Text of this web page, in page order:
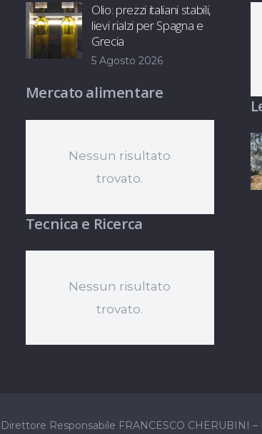
Olio: prezzi italiani stabili,
lievi rialzi per Spagna e
Grecia
5 Agosto 2026
Mercato alimentare
Nessun risultato
trovato.
Tecnica e Ricerca
Nessun risultato
trovato.
Responsabile FRANCESCO CHERUBINI